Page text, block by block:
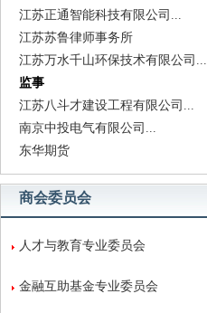
江苏正通智能科技有限公司...
江苏苏鲁律师事务所
江苏万水千山环保技术有限公司...
监事
江苏八斗才建设工程有限公司...
南京中投电气有限公司...
东华期货
商会委员会
人才与教育专业委员会
金融互助基金专业委员会